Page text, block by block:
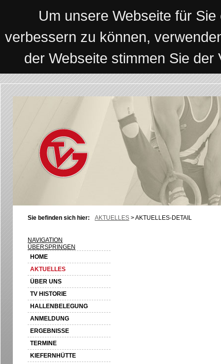
Um unsere Webseite für
verbessern zu können,
der Webseite stimmen Sie
Sie befinden sich hier: AKTUELLES >AKTUELLES-DETAIL
NAVIGATION
ÜBERSPRINGEN
HOME
AKTUELLES
ÜBER UNS
TV HISTORIE
HALLENBELEGUNG
ANMELDUNG
ERGEBNISSE
TERMINE
KIEFERNHÜTTE